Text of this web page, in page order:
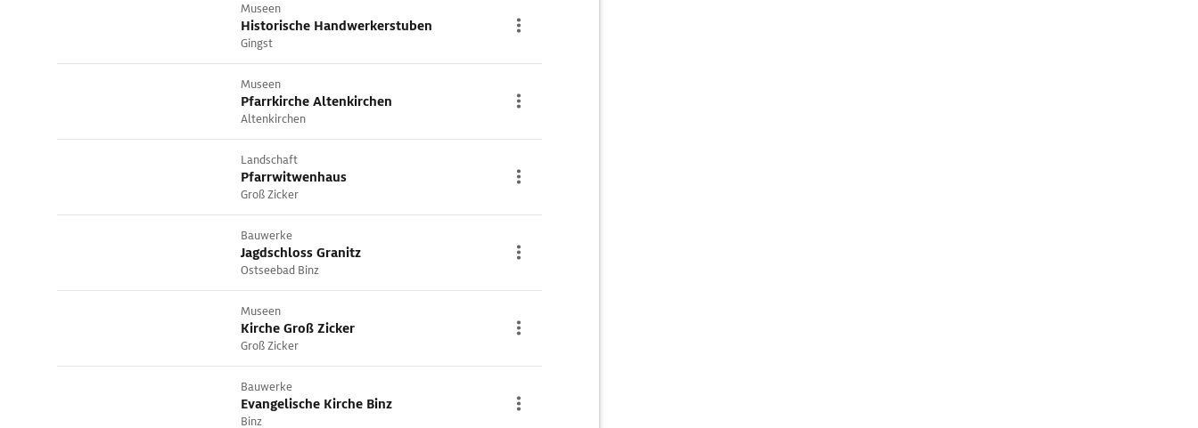
Museen
Historische Handwerkerstuben
Gingst
Museen
Pfarrkirche Altenkirchen
Altenkirchen
Landschaft
Pfarrwitwenhaus
Groß Zicker
Bauwerke
Jagdschloss Granitz
Ostseebad Binz
Museen
Kirche Groß Zicker
Groß Zicker
Bauwerke
Evangelische Kirche Binz
Binz